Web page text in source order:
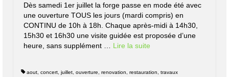
Dès samedi 1er juillet la forge passe en mode été avec
une ouverture TOUS les jours (mardi compris) en
CONTINU de 10h à 18h. Chaque après-midi à 14h30,
15h30 et 16h30 une visite guidée est proposée d’une
heure, sans supplément … Lire la suite­­
aout concert juillet ouverture renovation restauration travaux